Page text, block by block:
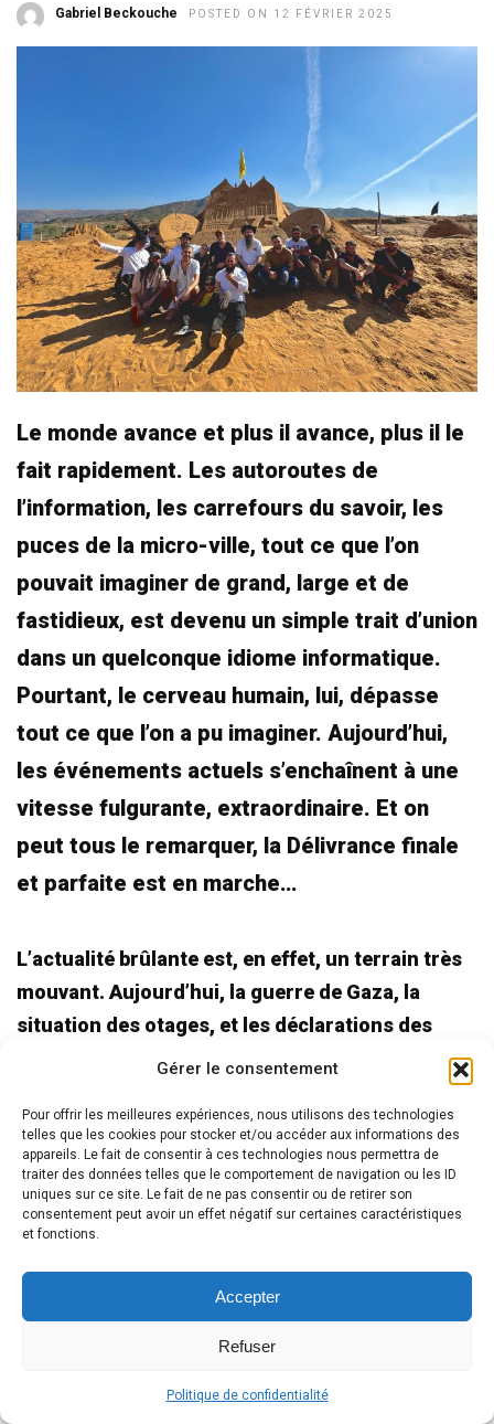
Gérer le consentement
Pour offrir les meilleures expériences, nous utilisons des technologies
telles que les cookies pour stocker et/ou accéder aux informations des
appareils. Le fait de consentir à ces technologies nous permettra de
traiter des données telles que le comportement de navigation ou les ID
uniques sur ce site. Le fait de ne pas consentir ou de retirer son
consentement peut avoir un effet négatif sur certaines caractéristiques
et fonctions.
Accepter
Refuser
Politique de confidentialité
Gabriel Beckouche POSTED ON 12 FÉVRIER 2025
Le monde avance et plus il avance, plus il le
fait rapidement. Les autoroutes de
l’information, les carrefours du savoir, les
puces de la micro-ville, tout ce que l’on
pouvait imaginer de grand, large et de
fastidieux, est devenu un simple trait d’union
dans un quelconque idiome informatique.
Pourtant, le cerveau humain, lui, dépasse
tout ce que l’on a pu imaginer. Aujourd’hui,
les événements actuels s’enchaînent à une
vitesse fulgurante, extraordinaire. Et on
peut tous le remarquer, la Délivrance finale
et parfaite est en marche…
L’actualité brûlante est, en effet, un terrain très
mouvant. Aujourd’hui, la guerre de Gaza, la
situation des otages, et les déclarations des
dirigeants parlent d’un ultimatum pour samedi
Commandements dans la Parachat Yitro, à la
Synagogue… Mais la question et ce qui nous
préoccupe vraiment. «Comment se déroule, en
temps réel, la Délivrance des Enfants d’Israël et
Comme nous le disions, le cerveau humain, cet
outil si performant que nous n’utilisons qu’à 10%
de ses capacités et qui est voué, au final, à se
développer à 100% et à percevoir la divinité au